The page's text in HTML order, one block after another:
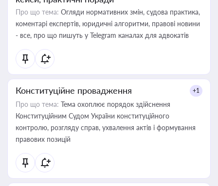
Про що тема: Огляди нормативних змін, судова практика,
коментарі експертів, юридичні алгоритми, правові новини
- все, про що пишуть у Telegram каналах для адвокатів
Конституційне провадження +1
Про що тема: Тема охоплює порядок здійснення
Конституційним Судом України конституційного
контролю, розгляду справ, ухвалення актів і формування
правових позицій